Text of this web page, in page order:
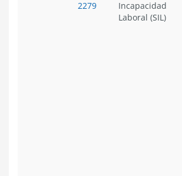
2279
Incapacidad
Laboral (SIL)